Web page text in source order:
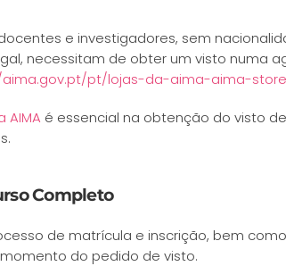
e investigadores, sem
necessitam de obter um visto numa
pt/lojas-da-aima-aima-
AIMA é essencial na obtenção do visto
Completo
de matrícula e inscrição, bem
do pedido de visto.